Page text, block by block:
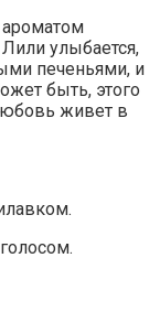
улыбается,
печеньями, и
быть, этого
живет в